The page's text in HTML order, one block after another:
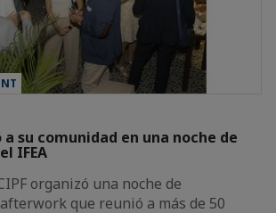
a su comunidad en una noche de
IFEA
organizó una noche de
que reunió a más de 50